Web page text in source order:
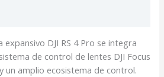
expansivo DJI RS 4 Pro se integra
de control de lentes DJI Focus
un amplio ecosistema de control.